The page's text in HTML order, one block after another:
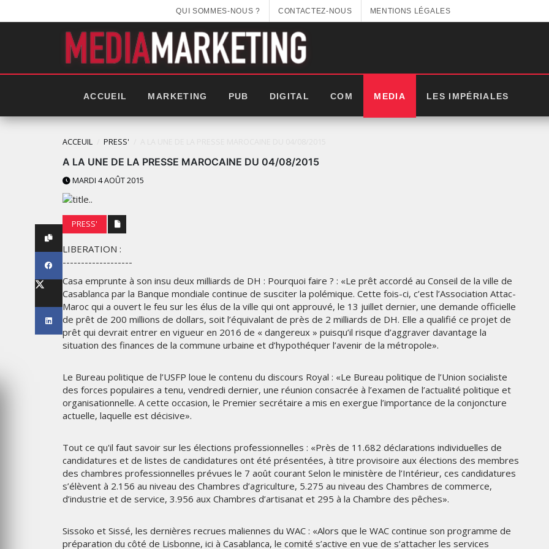
QUI SOMMES-NOUS ? CONTACTEZ-NOUS MENTIONS LÉGALES
ACCUEIL MARKETING PUB DIGITAL COM MEDIA LES IMPÉRIALES
ACCEUIL PRESS'
A LA UNE‬ DE LA PRESSE‬ ‪MAROCAINE‬ DU 04/08/2015
MARDI 4 AOÛT 2015
PRESS'
LIBERATION :
-------------------
Casa emprunte à son insu deux milliards de DH : Pourquoi faire ? : «Le prêt accordé au Conseil de la ville de
Casablanca par la Banque mondiale continue de susciter la polémique. Cette fois-ci, c’est l’Association Attac-
Maroc qui a ouvert le feu sur les élus de la ville qui ont approuvé, le 13 juillet dernier, une demande officielle
de prêt de 200 millions de dollars, soit l’équivalant de près de 2 milliards de DH. Elle a qualifié ce projet de
prêt qui devrait entrer en vigueur en 2016 de « dangereux » puisqu’il risque d’aggraver davantage la
situation des finances de la commune urbaine et d’hypothéquer l’avenir de la métropole».
Le Bureau politique de l’USFP loue le contenu du discours Royal : «Le Bureau politique de l’Union socialiste
des forces populaires a tenu, vendredi dernier, une réunion consacrée à l’examen de l’actualité politique et
organisationnelle. A cette occasion, le Premier secrétaire a mis en exergue l’importance de la conjoncture
actuelle, laquelle est décisive».
Tout ce qu'il faut savoir sur les élections professionnelles : «Près de 11.682 déclarations individuelles de
candidatures et de listes de candidatures ont été présentées, à titre provisoire aux élections des membres
des chambres professionnelles prévues le 7 août courant Selon le ministère de l’Intérieur, ces candidatures
s’élèvent à 2.156 au niveau des Chambres d’agriculture, 5.275 au niveau des Chambres de commerce,
d’industrie et de service, 3.956 aux Chambres d’artisanat et 295 à la Chambre des pêches».
Sissoko et Sissé, les dernières recrues maliennes du WAC : «Alors que le WAC continue son programme de
préparation du côté de Lisbonne, ici à Casablanca, le comité s’active en vue de s’attacher les services
2026
OR NEVER"
THE PARADIGM SHIFT –
BUSINESS. PEOPLE. TECH
VENDREDI 10 JANVIER 2025
GITEX AFRICA MOROCCO 2024
MERCREDI 15 MAI 2024
L’IDENTITÉ
MARKETING
NIKE STUDIO FLEECE : UNE
VÊTEMENTS DE SPORT PENSÉE
POUR LE QUOTIDIEN
MARKETING
CROSSCOUNTRY DÉVOILE UNE
NOUVELLE CAMPAGNE
CENTRÉE SUR LES RELATIONS
HUMAINES